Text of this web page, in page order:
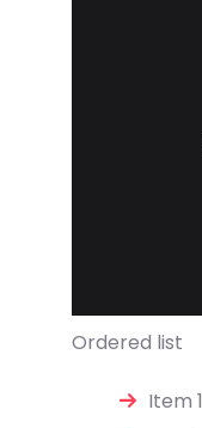
Ordered list
Item 1